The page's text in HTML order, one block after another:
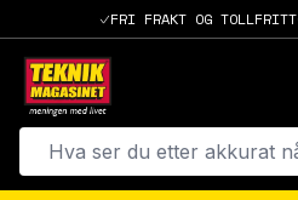
FRI FRAKT OG TOLLFRITT